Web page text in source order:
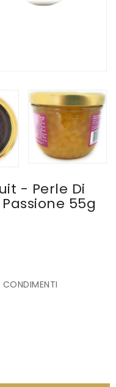
- Perle Di
55g
CONDIMENTI